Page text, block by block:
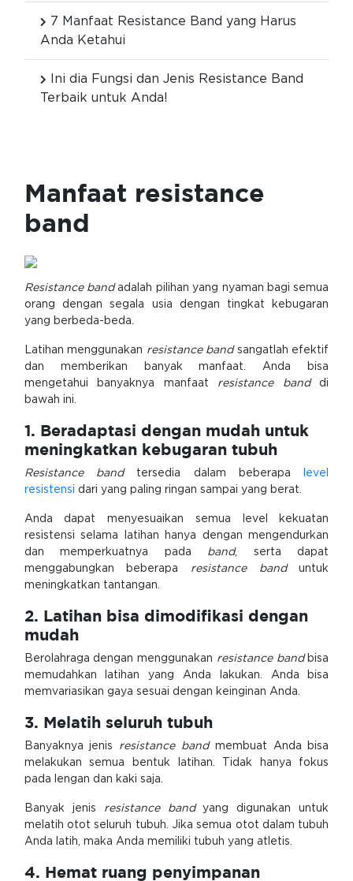
7 Manfaat Resistance Band yang Harus
Anda Ketahui
Ini dia Fungsi dan Jenis Resistance Band
Terbaik untuk Anda!
Manfaat resistance
band
Resistance bandadalah pilihan yang nyaman bagi semua
orang dengan segala usia dengan tingkat kebugaran
yang berbeda-beda.
Latihan menggunakan resistance bandsangatlah efektif
dan memberikan banyak manfaat. Anda bisa
mengetahui banyaknya manfaat resistance banddi
bawah ini.
1. Beradaptasi dengan mudah untuk
meningkatkan kebugaran tubuh
Resistance band tersedia dalam beberapa
level
resistensi dari yang paling ringan sampai yang berat.
Anda dapat menyesuaikan semua level kekuatan
resistensi selama latihan hanya dengan mengendurkan
dan memperkuatnya pada band, serta dapat
menggabungkan beberapa resistance banduntuk
meningkatkan tantangan.
2. Latihan bisa dimodifikasi dengan
mudah
Berolahraga dengan menggunakan resistance bandbisa
memudahkan latihan yang Anda lakukan. Anda bisa
memvariasikan gaya sesuai dengan keinginan Anda.
3. Melatih seluruh tubuh
Banyaknya jenis resistance bandmembuat Anda bisa
melakukan semua bentuk latihan. Tidak hanya fokus
pada lengan dan kaki saja.
Banyak jenis resistance bandyang digunakan untuk
melatih otot seluruh tubuh. Jika semua otot dalam tubuh
Anda latih, maka Anda memiliki tubuh yang atletis.
4. Hemat ruang penyimpanan